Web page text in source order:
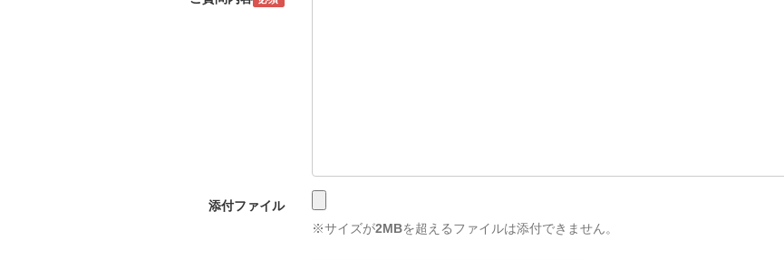
添付ファイル
※サイズが2MBを超えるファイルは添付できません。